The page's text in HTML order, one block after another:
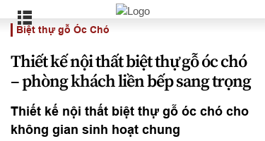
Biệt thự gỗ Óc Chó
Thiết kế nội thất biệt thự gỗ óc chó
– phòng khách liền bếp sang trọng
Thiết kế nội thất biệt thự gỗ óc chó cho
không gian sinh hoạt chung